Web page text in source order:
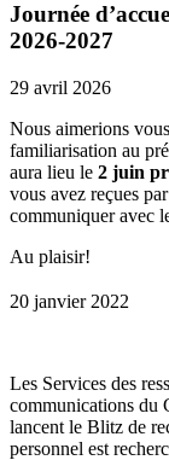
Journée
2026-2027
29 avril 2026
Nous aimerions
familiarisation au
aura lieu le 2 juin
vous avez reçues
communiquer avec
Au plaisir!
20 janvier 2022
Les Services des
communications du
lancent le Blitz de
personnel est